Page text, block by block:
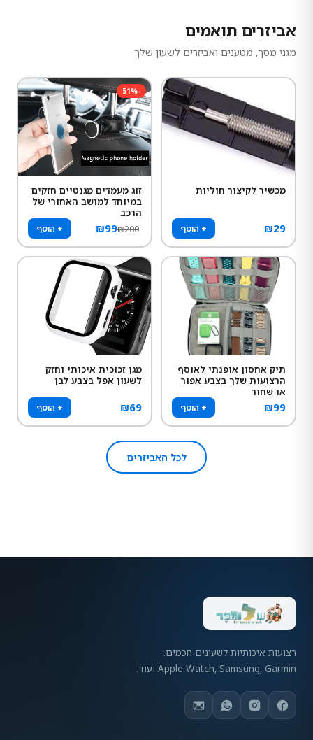
אביזרים תואמים
מגני מסך, מטענים ואביזרים לשעון שלך
מכשיר לקיצור חוליות
₪29 + הוסף
-
51%
זוג מעמדים מגנטיים חזקים
במיוחד למושב האחורי של
הרכב
₪99₪200 + הוסף
תיק אחסון אופנתי לאוסף
הרצועות שלך בצבע אפור
או שחור
₪99 + הוסף
מגן זכוכית איכותי וחזק
לשעון אפל בצבע לבן
₪69 + הוסף
לכל האביזרים
רצועות איכותיות לשעונים חכמים.
Apple Watch, Samsung, Garmin ועוד.